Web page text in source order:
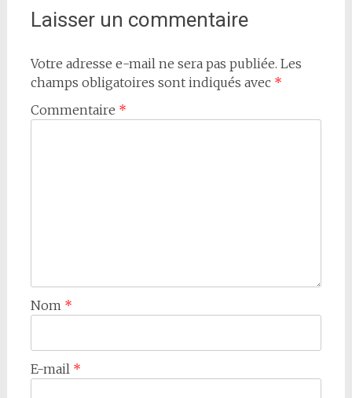
l'article
Laisser un commentaire
Votre adresse e-mail ne sera pas publiée. Les
champs obligatoires sont indiqués avec *
Commentaire *
Nom *
E-mail *